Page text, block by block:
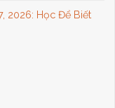
2026: Học Để Biết